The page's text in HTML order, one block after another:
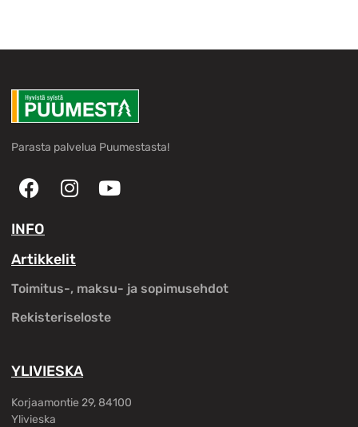
Parasta palvelua Puumestasta!
INFO
Artikkelit
Toimitus-, maksu- ja sopimusehdot
Rekisteriseloste
YLIVIESKA
Korjaamontie 29, 84100
Ylivieska